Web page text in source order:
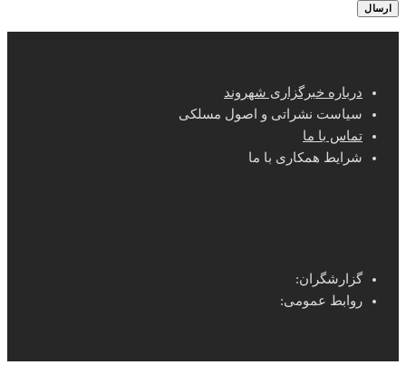
درباره خبرگزاری شهروند
سیاست نشراتی و اصول مسلکی
تماس با ما
شرایط همکاری با ما
گزارشگران:
روابط عمومی: